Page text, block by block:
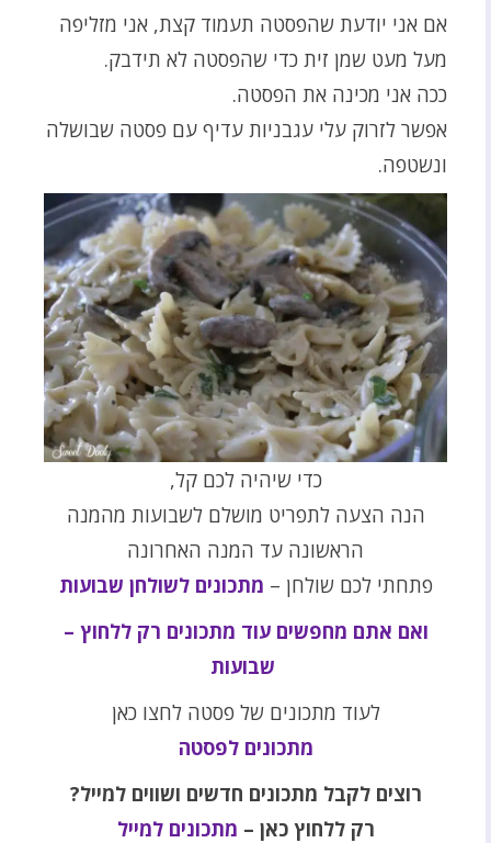
אם אני יודעת שהפסטה תעמוד קצת, אני מזליפה
מעל מעט שמן זית כדי שהפסטה לא תידבק.
ככה אני מכינה את הפסטה.
אפשר לזרוק עלי עגבניות עדיף עם פסטה שבושלה
ונשטפה.
כדי שיהיה לכם קל,
הנה הצעה לתפריט מושלם לשבועות מהמנה
הראשונה עד המנה האחרונה
פתחתי לכם שולחן – מתכונים לשולחן שבועות
ואם אתם מחפשים עוד מתכונים רק ללחוץ –
שבועות
לעוד מתכונים של פסטה לחצו כאן
מתכונים לפסטה
רוצים לקבל מתכונים חדשים ושווים למייל?
רק ללחוץ כאן – מתכונים למייל